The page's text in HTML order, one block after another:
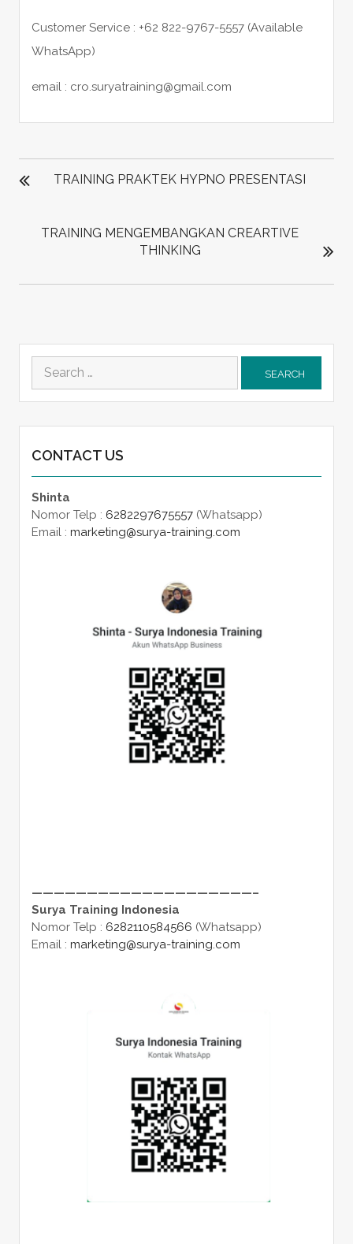
Customer Service : +62 822-9767-5557 (Available
WhatsApp)
email : cro.suryatraining@gmail.com
POST
NAVIGATION
TRAINING PRAKTEK HYPNO PRESENTASI
TRAINING MENGEMBANGKAN CREARTIVE
THINKING
Search
for:
CONTACT US
Shinta
Nomor Telp : 6282297675557(Whatsapp)
Email : marketing@surya-training.com
————————————————————–
Surya Training Indonesia
Nomor Telp : 6282110584566 (Whatsapp)
Email : marketing@surya-training.com